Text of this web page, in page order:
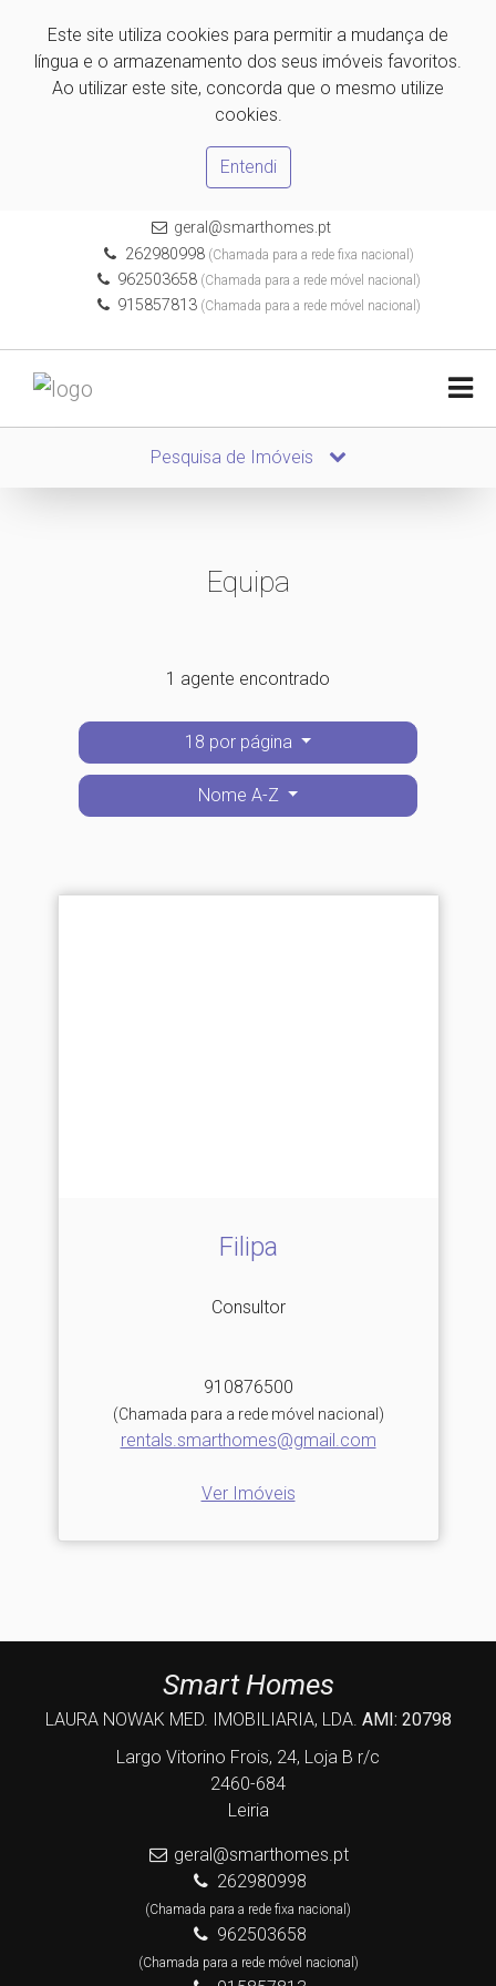
Este site utiliza cookies para permitir a mudança de
língua e o armazenamento dos seus imóveis favoritos.
Ao utilizar este site, concorda que o mesmo utilize
cookies.
Entendi
geral@smarthomes.pt
262980998(Chamada para a rede fixa nacional)
962503658 (Chamada para a rede móvel nacional)
915857813 (Chamada para a rede móvel nacional)
Pesquisa de Imóveis
Equipa
1 agente encontrado
18 por página
Nome A-Z
Filipa
Consultor
910876500
(Chamada para a rede móvel nacional)
rentals.smarthomes@gmail.com
Ver Imóveis
Smart Homes
LAURA NOWAK MED. IMOBILIARIA, LDA. AMI: 20798
Largo Vitorino Frois, 24, Loja B r/c
2460-684
Leiria
geral@smarthomes.pt
262980998
(Chamada para a rede fixa nacional)
962503658
(Chamada para a rede móvel nacional)